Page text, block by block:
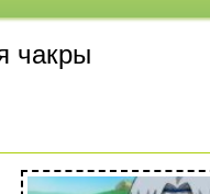
чакры